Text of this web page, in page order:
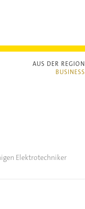
AUS DER REGION
BUSINESS
Elektrotechniker